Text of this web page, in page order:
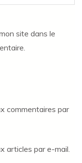
site dans le
commentaires par
articles par e-mail.